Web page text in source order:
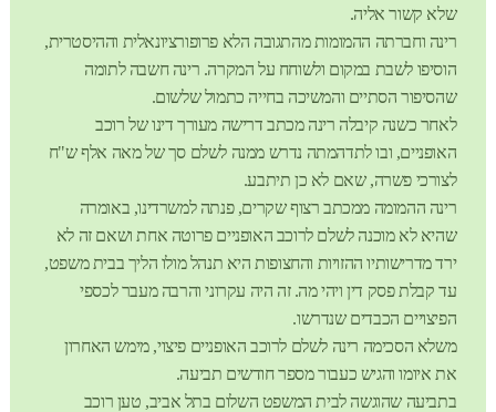
שלא קשור אליה.
רינה וחברתה ההמומות מהתגובה הלא פרופורציונאלית וההיסטרית,
הוסיפו לשבת במקום ולשוחח על המקרה. רינה חשבה לתומה
שהסיפור הסתיים והמשיכה בחייה כתמול שלשום.
לאחר כשנה קיבלה רינה מכתב דרישה מעורך דינו של רוכב
האופניים, ובו לתדהמתה נדרש ממנה לשלם סך של מאה אלף ש"ח
לצורכי פשרה, שאם לא כן תיתבע.
רינה ההמומה ממכתב רצוף שקרים, פנתה למשרדינו, באומרה
שהיא לא מוכנה לשלם לרוכב האופניים פרוטה אחת ושאם זה לא
ירד מדרישותיו ההזויות והחצופות היא תנהל מולו הליך בבית משפט,
עד קבלת פסק דין ויהי מה. זה היה עקרוני והרבה מעבר לכספי
הפיצויים הכבדים שנדרשו.
משלא הסכימה רינה לשלם לרוכב האופניים פיצוי, מימש האחרון
את איומו והגיש כעבור מספר חודשים תביעה.
בתביעה שהוגשה לבית המשפט השלום בתל אביב, טען רוכב